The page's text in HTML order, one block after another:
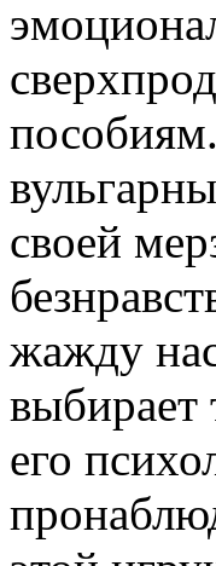
своей
жажду
выбирает
его